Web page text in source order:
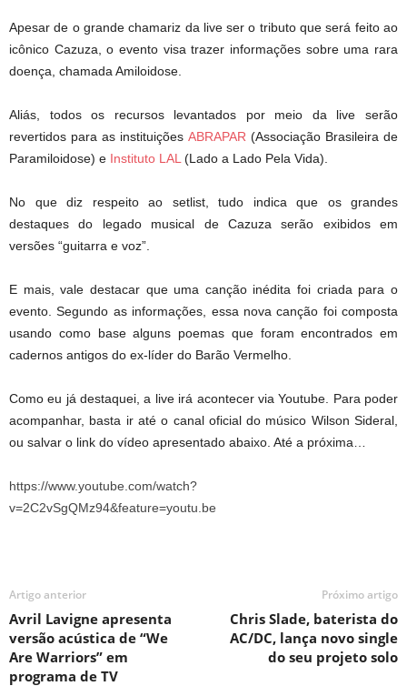
Apesar de o grande chamariz da live ser o tributo que será feito ao
icônico Cazuza, o evento visa trazer informações sobre uma rara
doença, chamada Amiloidose.
Aliás, todos os recursos levantados por meio da live serão
revertidos para as instituições ABRAPAR (Associação Brasileira de
Paramiloidose) e Instituto LAL (Lado a Lado Pela Vida).
No que diz respeito ao setlist, tudo indica que os grandes
destaques do legado musical de Cazuza serão exibidos em
versões “guitarra e voz”.
E mais, vale destacar que uma canção inédita foi criada para o
evento. Segundo as informações, essa nova canção foi composta
usando como base alguns poemas que foram encontrados em
cadernos antigos do ex-líder do Barão Vermelho.
Como eu já destaquei, a live irá acontecer via Youtube. Para poder
acompanhar, basta ir até o canal oficial do músico Wilson Sideral,
ou salvar o link do vídeo apresentado abaixo. Até a próxima…
https://www.youtube.com/watch?
v=2C2vSgQMz94&feature=youtu.be
Artigo anterior
Avril Lavigne apresenta
versão acústica de “We
Are Warriors” em
programa de TV
Próximo artigo
Chris Slade, baterista do
AC/DC, lança novo single
do seu projeto solo